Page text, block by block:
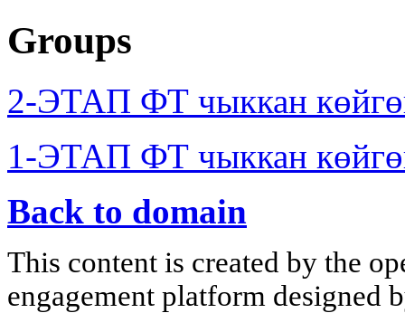
Groups
2-ЭТАП ФТ чыккан
1-ЭТАП ФТ чыккан
Back to domain
This content is created by the
engagement platform designed